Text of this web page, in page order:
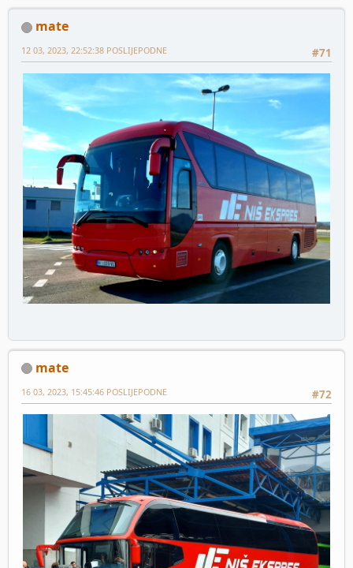
mate
#71
12 03, 2023, 22:52:38 POSLIJEPODNE
mate
#72
16 03, 2023, 15:45:46 POSLIJEPODNE